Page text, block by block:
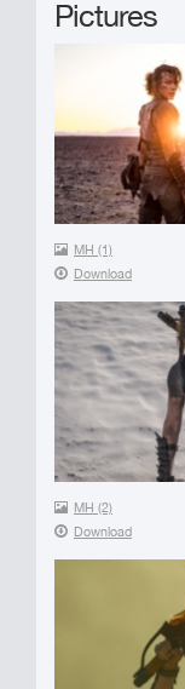
Pictures
MH (1)
Download
MH (2)
Download